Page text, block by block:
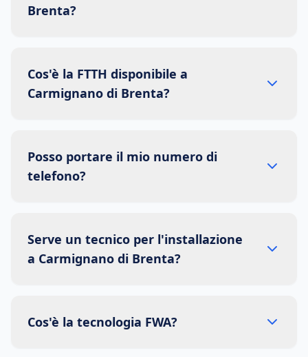
Brenta?
Cos'è la FTTH disponibile a
Carmignano di Brenta?
Posso portare il mio numero di
telefono?
Serve un tecnico per l'installazione
a Carmignano di Brenta?
Cos'è la tecnologia FWA?